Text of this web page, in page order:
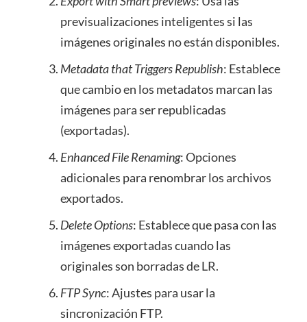
previsualizaciones inteligentes si las
imágenes originales no están disponibles.
Metadata that Triggers Republish: Establece
que cambio en los metadatos marcan las
imágenes para ser republicadas
(exportadas).
Enhanced File Renaming: Opciones
adicionales para renombrar los archivos
exportados.
Delete Options: Establece que pasa con las
imágenes exportadas cuando las
originales son borradas de LR.
FTP Sync: Ajustes para usar la
sincronización FTP.